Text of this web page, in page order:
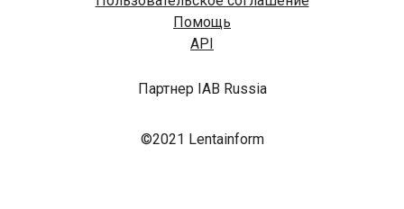
Помощь
API
Партнер IAB Russia
©2021 Lentainform